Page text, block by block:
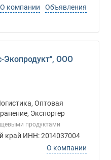
О компании
Объявления
Экопродукт", ООО
Оптовая
Экспортер
продуктами
край ИНН: 2014037004
О компании